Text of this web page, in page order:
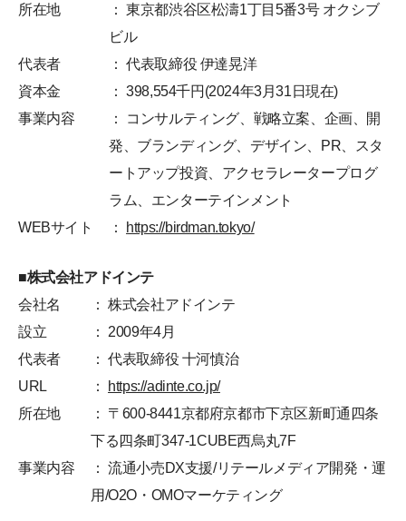
所在地
： 東京都渋谷区松濤1丁目5番3号 オクシブ
ビル
代表者
： 代表取締役 伊達晃洋
資本金
： 398,554千円(2024年3月31日現在)
事業内容
： コンサルティング、戦略立案、企画、開
発、ブランディング、デザイン、PR、スタ
ートアップ投資、アクセラレータープログ
ラム、エンターテインメント
WEBサイト
： https://birdman.tokyo/
■株式会社アドインテ
会社名
： 株式会社アドインテ
設立
： 2009年4月
代表者
： 代表取締役 十河慎治
URL
：
https://adinte.co.jp/
所在地
： 〒600-8441京都府京都市下京区新町通四条
下る四条町347-1CUBE西烏丸7F
事業内容
： 流通小売DX支援/リテールメディア開発・運
用/O2O・OMOマーケティング